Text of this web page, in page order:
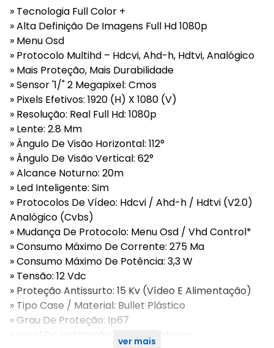
» Tecnologia Full Color +
» Alta Definição De Imagens Full Hd 1080p
» Menu Osd
» Protocolo Multihd – Hdcvi, Ahd-h, Hdtvi, Analógico
» Mais Proteção, Mais Durabilidade
» Sensor '1/" 2 Megapixel: Cmos
» Pixels Efetivos: 1920 (H) X 1080 (V)
» Resolução: Real Full Hd: 1080p
» Lente: 2.8 Mm
» Ângulo De Visão Horizontal: 112°
» Ângulo De Visão Vertical: 62°
» Alcance Noturno: 20m
» Led Inteligente: Sim
» Protocolos De Vídeo: Hdcvi / Ahd-h / Hdtvi (V2.0)
Analógico (Cvbs)
» Mudança De Protocolo: Menu Osd / Vhd Control*
» Consumo Máximo De Corrente: 275 Ma
» Consumo Máximo De Potência: 3,3 W
» Tensão: 12 Vdc
» Proteção Antissurto: 15 Kv (Vídeo E Alimentação)
» Tipo Case / Material: Bullet Plástico
» Grau De Proteção: Ip67
» Local De Instalação: Interno/externo
ver mais